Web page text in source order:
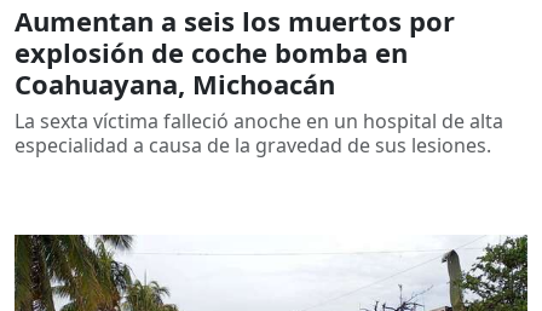
Aumentan a seis los muertos por
explosión de coche bomba en
Coahuayana, Michoacán
La sexta víctima falleció anoche en un hospital de alta
especialidad a causa de la gravedad de sus lesiones.